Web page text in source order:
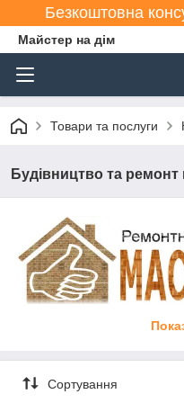
Безкоштовна
Майстер на дім
Товари та послуги
Будівництво та
Сортування